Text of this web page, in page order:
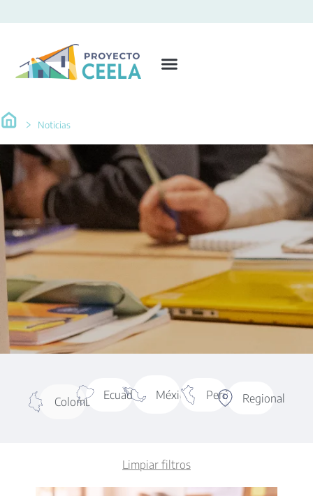
Noticias
NOTICIAS
Colombia Ecuador México Perú Regional
Limpiar filtros